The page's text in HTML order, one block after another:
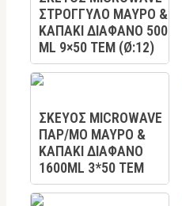
ΣΤΡΟΓΓΥΛΟ ΜΑΥΡΟ &
ΚΑΠΑΚΙ ΔΙΑΦΑΝΟ 500
ML 9×50 TEM (Ø:12)
ΣΚΕΥΟΣ MICROWAVE
ΠΑΡ/ΜΟ ΜΑΥΡΟ &
ΚΑΠΑΚΙ ΔΙΑΦΑΝΟ
1600ML 3*50 TEM